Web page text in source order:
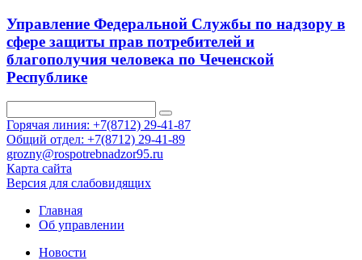
Управление Федеральной Службы по надзору в
сфере защиты прав потребителей и
благополучия человека по Чеченской
Республике
Горячая линия: +7(8712) 29-41-87
Общий отдел: +7(8712) 29-41-89
grozny@rospotrebnadzor95.ru
Карта сайта
Версия для слабовидящих
Главная
Об управлении
Новости